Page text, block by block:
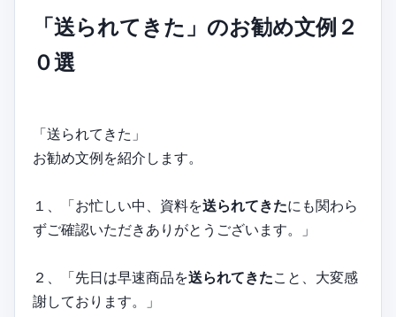
「送られてきた」のお勧め文例２
０選
「送られてきた」
お勧め文例を紹介します。
１、「お忙しい中、資料を送られてきたにも関わら
ずご確認いただきありがとうございます。」
２、「先日は早速商品を送られてきたこと、大変感
謝しております。」